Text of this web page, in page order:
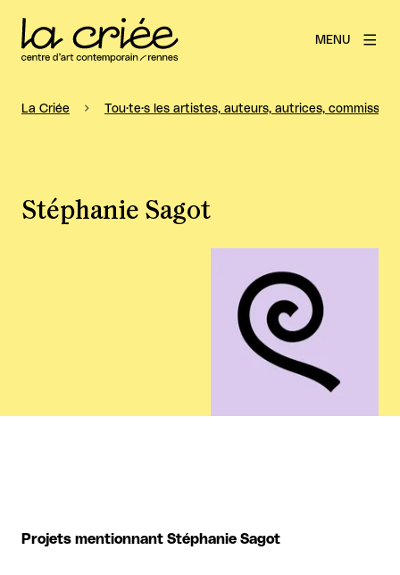
MENU
La Criée Tou·te·s les artistes, auteurs, autrices,
Stéphanie Sagot
Projets mentionnant Stéphanie Sagot